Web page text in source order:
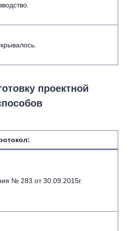
проектной
№ 283 от 30.09.2015г.